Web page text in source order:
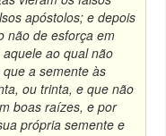
apóstolos; e depois
não de esforça em
ao qual não
a semente às
ou trinta, e que não
boas raízes, e por
própria semente e